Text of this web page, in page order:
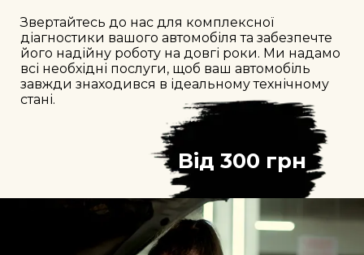
Звертайтесь до нас для комплексної
діагностики вашого автомобіля та забезпечте
його надійну роботу на довгі роки. Ми надамо
всі необхідні послуги, щоб ваш автомобіль
завжди знаходився в ідеальному технічному
стані.
Від 300 грн